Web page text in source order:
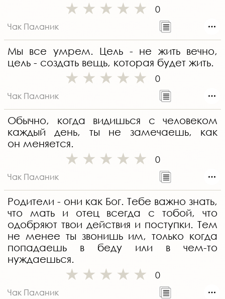
0
Чак Паланик
Мы все умрем. Цель - не жить вечно,
цель - создать вещь, которая будет жить.
0
Чак Паланик
Обычно, когда видишься с человеком
каждый день, ты не замечаешь, как
он меняется.
0
Чак Паланик
Родители - они как Бог. Тебе важно знать,
что мать и отец всегда с тобой, что
одобряют твои действия и поступки. Тем
не менее ты звонишь им, только когда
попадаешь в беду или в чем-то
нуждаешься.
0
Чак Паланик